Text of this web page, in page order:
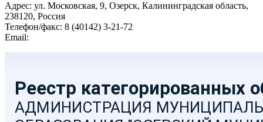
Адрес: ул. Московская, 9, Озерск, Калининградская область,
238120, Россия
Телефон/факс: 8 (40142) 3-21-72
Email: